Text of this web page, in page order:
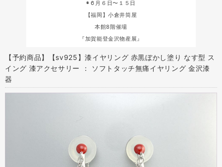
◉６月６日〜１５日
【福岡】小倉井筒屋
本館8階催場
『加賀能登金沢物産展』
【予約商品】【sv925】漆イヤリング 赤黒ぼかし塗り なす型 ス
イング 漆アクセサリー ： ソフトタッチ無痛イヤリング 金沢漆
器